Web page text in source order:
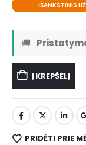
IŠANKSTINIS
🚚
Į KREPŠELĮ
PRIDĖTI PRIE